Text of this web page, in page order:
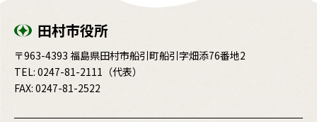
田村市役所
〒963-4393 福島県田村市船引町船引字畑添76番地2
TEL: 0247-81-2111 （代表）
FAX: 0247-81-2522